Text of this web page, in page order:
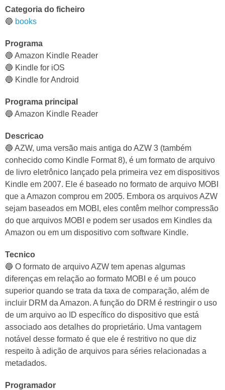
Categoria do ficheiro
🔵 books
Programa
🔵 Amazon Kindle Reader
🔵 Kindle for iOS
🔵 Kindle for Android
Programa principal
🔵 Amazon Kindle Reader
Descricao
🔵 AZW, uma versão mais antiga do AZW 3 (também
conhecido como Kindle Format 8), é um formato de arquivo
de livro eletrônico lançado pela primeira vez em dispositivos
Kindle em 2007. Ele é baseado no formato de arquivo MOBI
que a Amazon comprou em 2005. Embora os arquivos AZW
sejam baseados em MOBI, eles contêm melhor compressão
do que arquivos MOBI e podem ser usados ​​em Kindles da
Amazon ou em um dispositivo com software Kindle.
Tecnico
🔵 O formato de arquivo AZW tem apenas algumas
diferenças em relação ao formato MOBI e é um pouco
superior quando se trata da taxa de comparação, além de
incluir DRM da Amazon. A função do DRM é restringir o uso
de um arquivo ao ID específico do dispositivo que está
associado aos detalhes do proprietário. Uma vantagem
notável desse formato é que ele é restritivo no que diz
respeito à adição de arquivos para séries relacionadas a
metadados.
Programador